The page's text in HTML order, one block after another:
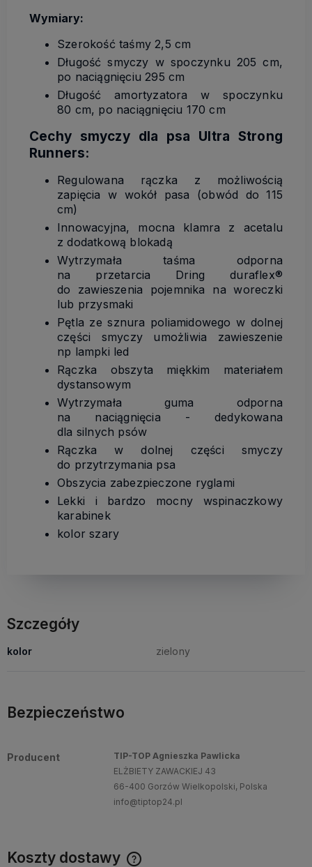
Wymiary:
Szerokość taśmy 2,5 cm
Długość smyczy w spoczynku 205 cm,
po naciągnięciu 295 cm
Długość amortyzatora w spoczynku
80 cm, po naciągnięciu 170 cm
Cechy smyczy dla psa Ultra Strong
Runners:
Regulowana rączka z możliwością
zapięcia w wokół pasa (obwód do 115
cm)
Innowacyjna, mocna klamra z acetalu
z dodatkową blokadą
Wytrzymała taśma odporna
na przetarcia Dring duraflex®
do zawieszenia pojemnika na woreczki
lub przysmaki
Pętla ze sznura poliamidowego w dolnej
części smyczy umożliwia zawieszenie
np lampki led
Rączka obszyta miękkim materiałem
dystansowym
Wytrzymała guma odporna
na naciągnięcia - dedykowana
dla silnych psów
Rączka w dolnej części smyczy
do przytrzymania psa
Obszycia zabezpieczone ryglami
Lekki i bardzo mocny wspinaczkowy
karabinek
kolor szary
Szczegóły
kolor zielony
Bezpieczeństwo
Producent
TIP-TOP Agnieszka Pawlicka
ELŻBIETY ZAWACKIEJ 43
66-400 Gorzów Wielkopolski, Polska
info@tiptop24.pl
Koszty dostawy